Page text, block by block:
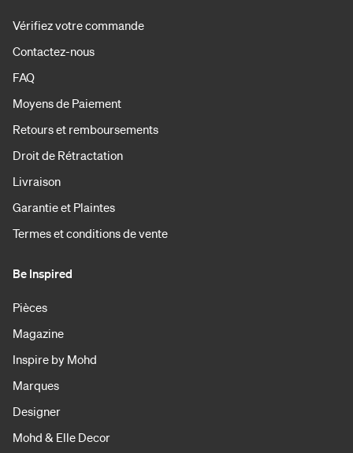
Vérifiez votre commande
Contactez-nous
FAQ
Moyens de Paiement
Retours et remboursements
Droit de Rétractation
Livraison
Garantie et Plaintes
Termes et conditions de vente
Be Inspired
Pièces
Magazine
Inspire by Mohd
Marques
Designer
Mohd & Elle Decor